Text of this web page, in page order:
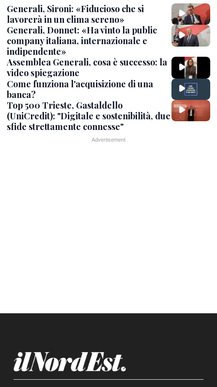
Generali, Sironi: «Fiducioso che si
lavorerà in un clima sereno»
Generali, Donnet: «Ha vinto la public
company italiana, internazionale e
indipendente»
Assemblea Generali, cosa è successo: la
video spiegazione
Come funziona l'acquisizione di una
banca?
Top 500 Trieste, Gastaldello
(UniCredit): "Digitale e sostenibilità, due
sfide strettamente connesse"